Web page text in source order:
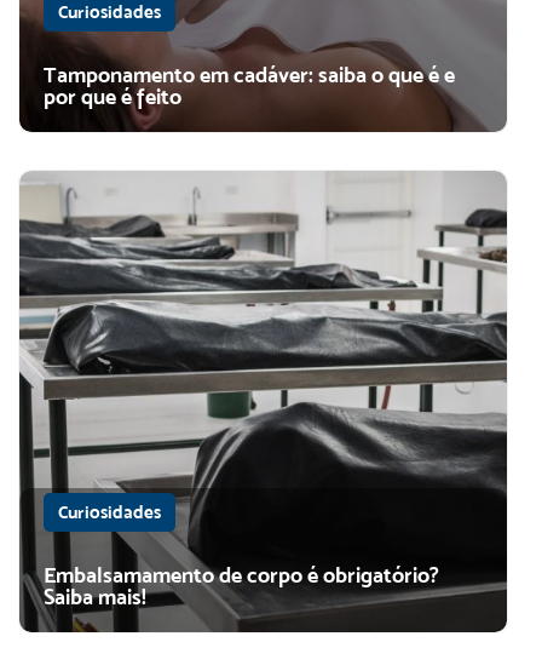
Curiosidades
Tamponamento em cadáver: saiba o que é e
por que é feito
Curiosidades
Embalsamamento de corpo é obrigatório?
Saiba mais!